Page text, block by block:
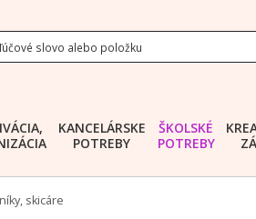
KANCELÁRSKE
POTREBY
ŠKOLSKÉ
POTREBY
skicáre